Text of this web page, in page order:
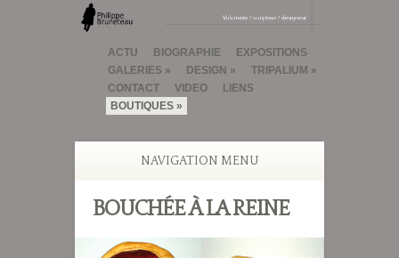
ACTU BIOGRAPHIE
EXPOSITIONS
GALERIES
DESIGN
TRIPALIUM
CONTACT
VIDEO
LIENS
BOUTIQUES
NAVIGATION MENU
BOUCHÉE À LA REINE